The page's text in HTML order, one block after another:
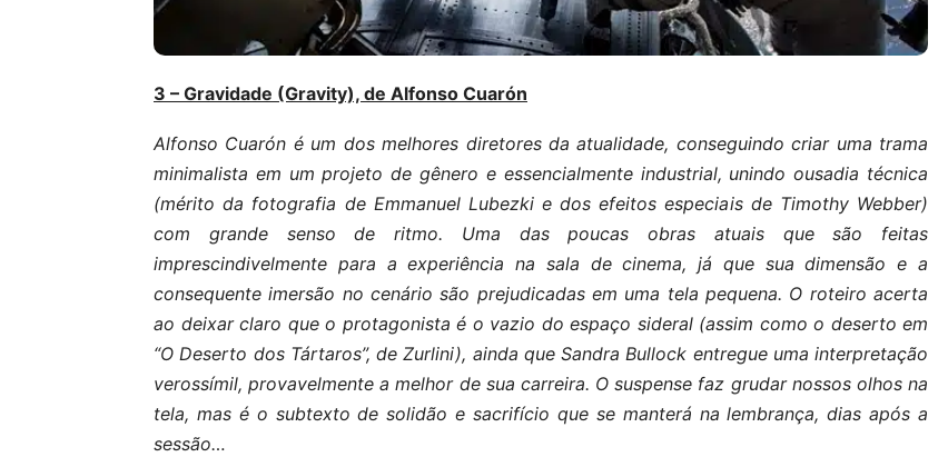
3 – Gravidade (Gravity), de Alfonso Cuarón
Alfonso Cuarón é um dos melhores diretores da atualidade, conseguindo criar uma trama
minimalista em um projeto de gênero e essencialmente industrial, unindo ousadia técnica
(mérito da fotografia de Emmanuel Lubezki e dos efeitos especiais de Timothy Webber)
com grande senso de ritmo. Uma das poucas obras atuais que são feitas
imprescindivelmente para a experiência na sala de cinema, já que sua dimensão e a
consequente imersão no cenário são prejudicadas em uma tela pequena. O roteiro acerta
ao deixar claro que o protagonista é o vazio do espaço sideral (assim como o deserto em
“O Deserto dos Tártaros”, de Zurlini), ainda que Sandra Bullock entregue uma interpretação
verossímil, provavelmente a melhor de sua carreira. O suspense faz grudar nossos olhos na
tela, mas é o subtexto de solidão e sacrifício que se manterá na lembrança, dias após a
sessão…